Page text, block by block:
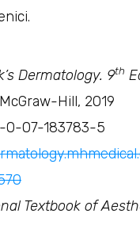
Dermatology. 9th
Hill, 2019
0-07-183783-5
Textbook of